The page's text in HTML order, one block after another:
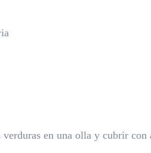
en una olla y cubrir con